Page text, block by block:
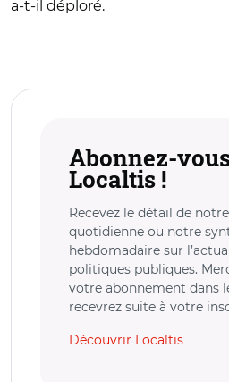
a-t-il déploré.
Abonnez-
Localtis !
Recevez le détail de
quotidienne ou notre
hebdomadaire sur
politiques publiques.
votre abonnement dans
recevrez suite à votre
Découvrir Localtis